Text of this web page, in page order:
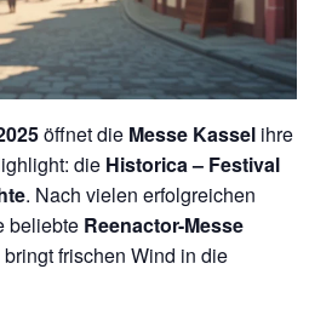
öffnet die Messe Kassel ihre
die Historica – Festival
. Nach vielen erfolgreichen
beliebte Reenactor-Messe
frischen Wind in die